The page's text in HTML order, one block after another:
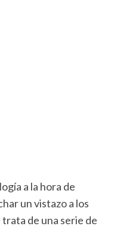
a la hora de
un vistazo a los
trata de una serie de